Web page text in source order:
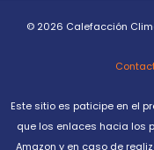
© 2026 Calefacción
Este sitio es paticipe en el
que los enlaces hacia los
Amazon y en caso de